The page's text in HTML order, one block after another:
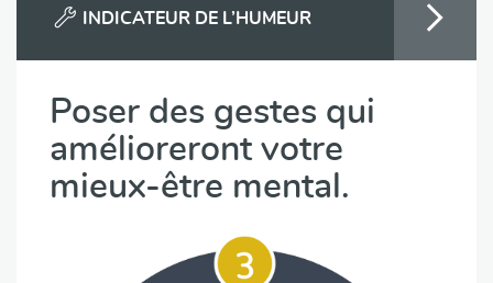
INDICATEUR DE L’HUMEUR
Poser des gestes qui
amélioreront votre
mieux-être mental.